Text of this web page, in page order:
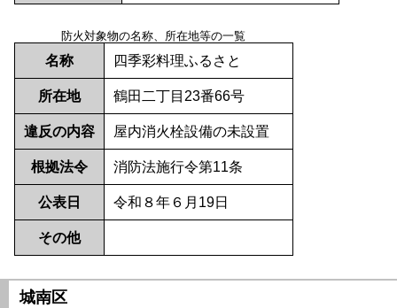
防火対象物の名称、所在地等の一覧
名称 四季彩料理ふるさと
所在地 鶴田二丁目23番66号
違反の内容 屋内消火栓設備の未設置
根拠法令 消防法施行令第11条
公表日 令和８年６月19日
その他
城南区